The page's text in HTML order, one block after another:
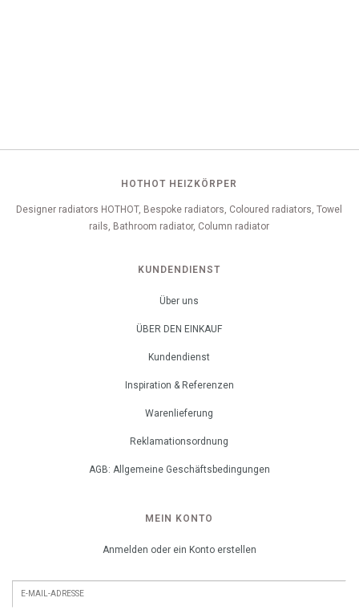
HOTHOT HEIZKÖRPER
Designer radiators HOTHOT, Bespoke radiators, Coloured radiators, Towel
rails, Bathroom radiator, Column radiator
KUNDENDIENST
Über uns
ÜBER DEN EINKAUF
Kundendienst
Inspiration & Referenzen
Warenlieferung
Reklamationsordnung
AGB: Allgemeine Geschäftsbedingungen
MEIN KONTO
Anmelden oder ein Konto erstellen